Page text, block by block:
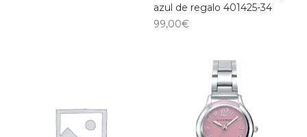
azul de regalo 401425-34
99,00€